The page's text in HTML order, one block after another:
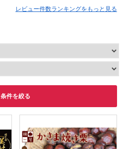
レビュー件数ランキングをもっと見る
条件を絞る